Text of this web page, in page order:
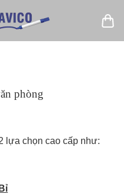
phòng
lựa chọn cao cấp như: